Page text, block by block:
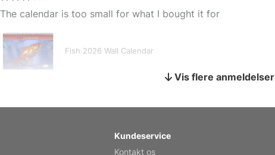
The calendar is too small for what I bought it for
Fish 2026 Wall Calendar
Vis flere anmeldelser
Kundeservice
Kontakt os